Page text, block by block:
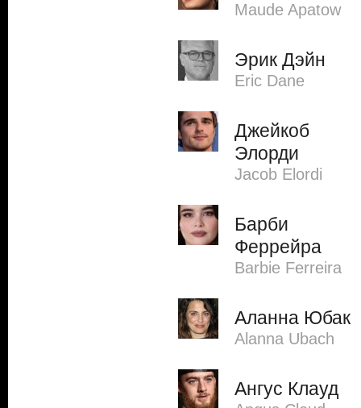
Maude Apatow
Эрик Дэйн
Eric Dane
Джейкоб
Элорди
Jacob Elordi
Барби
Феррейра
Barbie Ferreira
Аланна Юбак
Alanna Ubach
Ангус Клауд